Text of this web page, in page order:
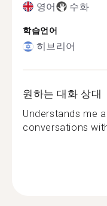
영어 수화
학습언어
히브리어
원하는 대화 상대
Understands me
conversations